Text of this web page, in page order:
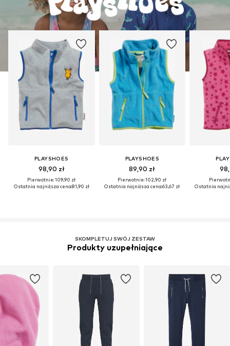
PLAYSHOES
98,90 zł
Pierwotnie: 109,90 zł
Ostatnia najniższa cena:81,90 zł
PLAYSHOES
89,90 zł
Pierwotnie: 102,90 zł
Ostatnia najniższa cena:63,67 zł
Ostatnia
SKOMPLETUJ SWÓJ ZESTAW
Produkty uzupełniające